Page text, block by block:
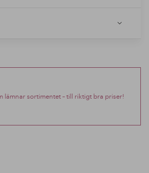
lämnar sortimentet – till riktigt bra priser!